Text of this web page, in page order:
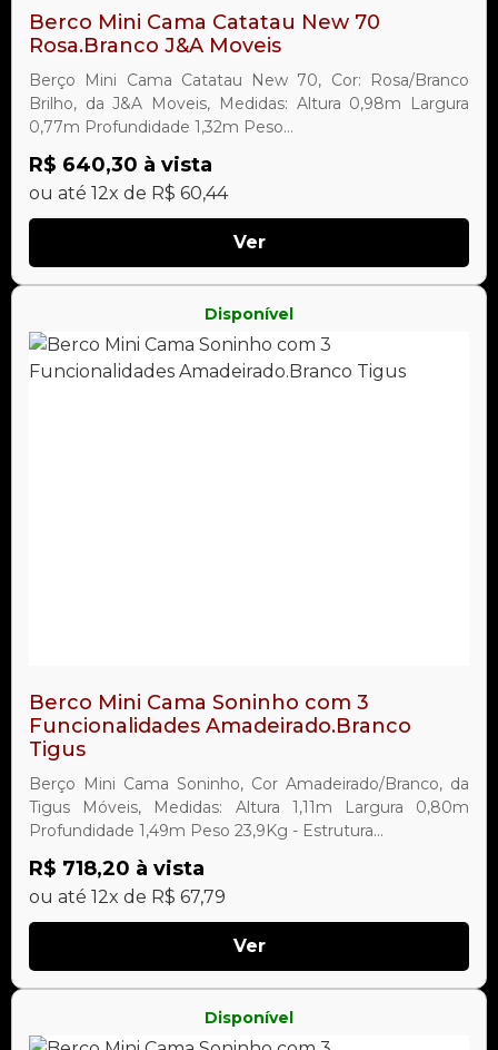
Berco Mini Cama Catatau New 70
Rosa.Branco J&A Moveis
Berço Mini Cama Catatau New 70, Cor: Rosa/Branco
Brilho, da J&A Moveis, Medidas: Altura 0,98m Largura
0,77m Profundidade 1,32m Peso...
R$ 640,30 à vista
ou até 12x de R$ 60,44
Ver
Disponível
Berco Mini Cama Soninho com 3
Funcionalidades Amadeirado.Branco
Tigus
Berço Mini Cama Soninho, Cor Amadeirado/Branco, da
Tigus Móveis, Medidas: Altura 1,11m Largura 0,80m
Profundidade 1,49m Peso 23,9Kg - Estrutura...
R$ 718,20 à vista
ou até 12x de R$ 67,79
Ver
Disponível